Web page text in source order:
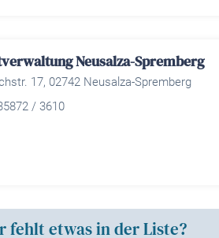
Neusalza-Spremberg
17, 02742 Neusalza-Spremberg
/ 3610
fehlt etwas in der Liste?